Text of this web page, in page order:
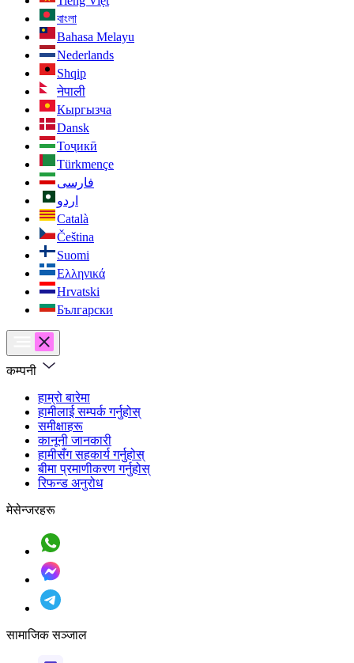
বাংলা
Bahasa Melayu
Nederlands
Shqip
नेपाली
Кыргызча
Dansk
Тоҷикӣ
Türkmençe
فارسی
اردو
Català
Čeština
Suomi
Ελληνικά
Hrvatski
Български
कम्पनी
हाम्रो बारेमा
हामीलाई सम्पर्क गर्नुहोस्
समीक्षाहरू
कानूनी जानकारी
हामीसँग सहकार्य गर्नुहोस्
बीमा प्रमाणीकरण गर्नुहोस्
रिफन्ड अनुरोध
मेसेन्जरहरू
सामाजिक सञ्जाल